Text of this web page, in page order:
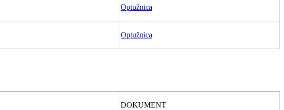
Optužnica
Optužnica
DOKUMENT